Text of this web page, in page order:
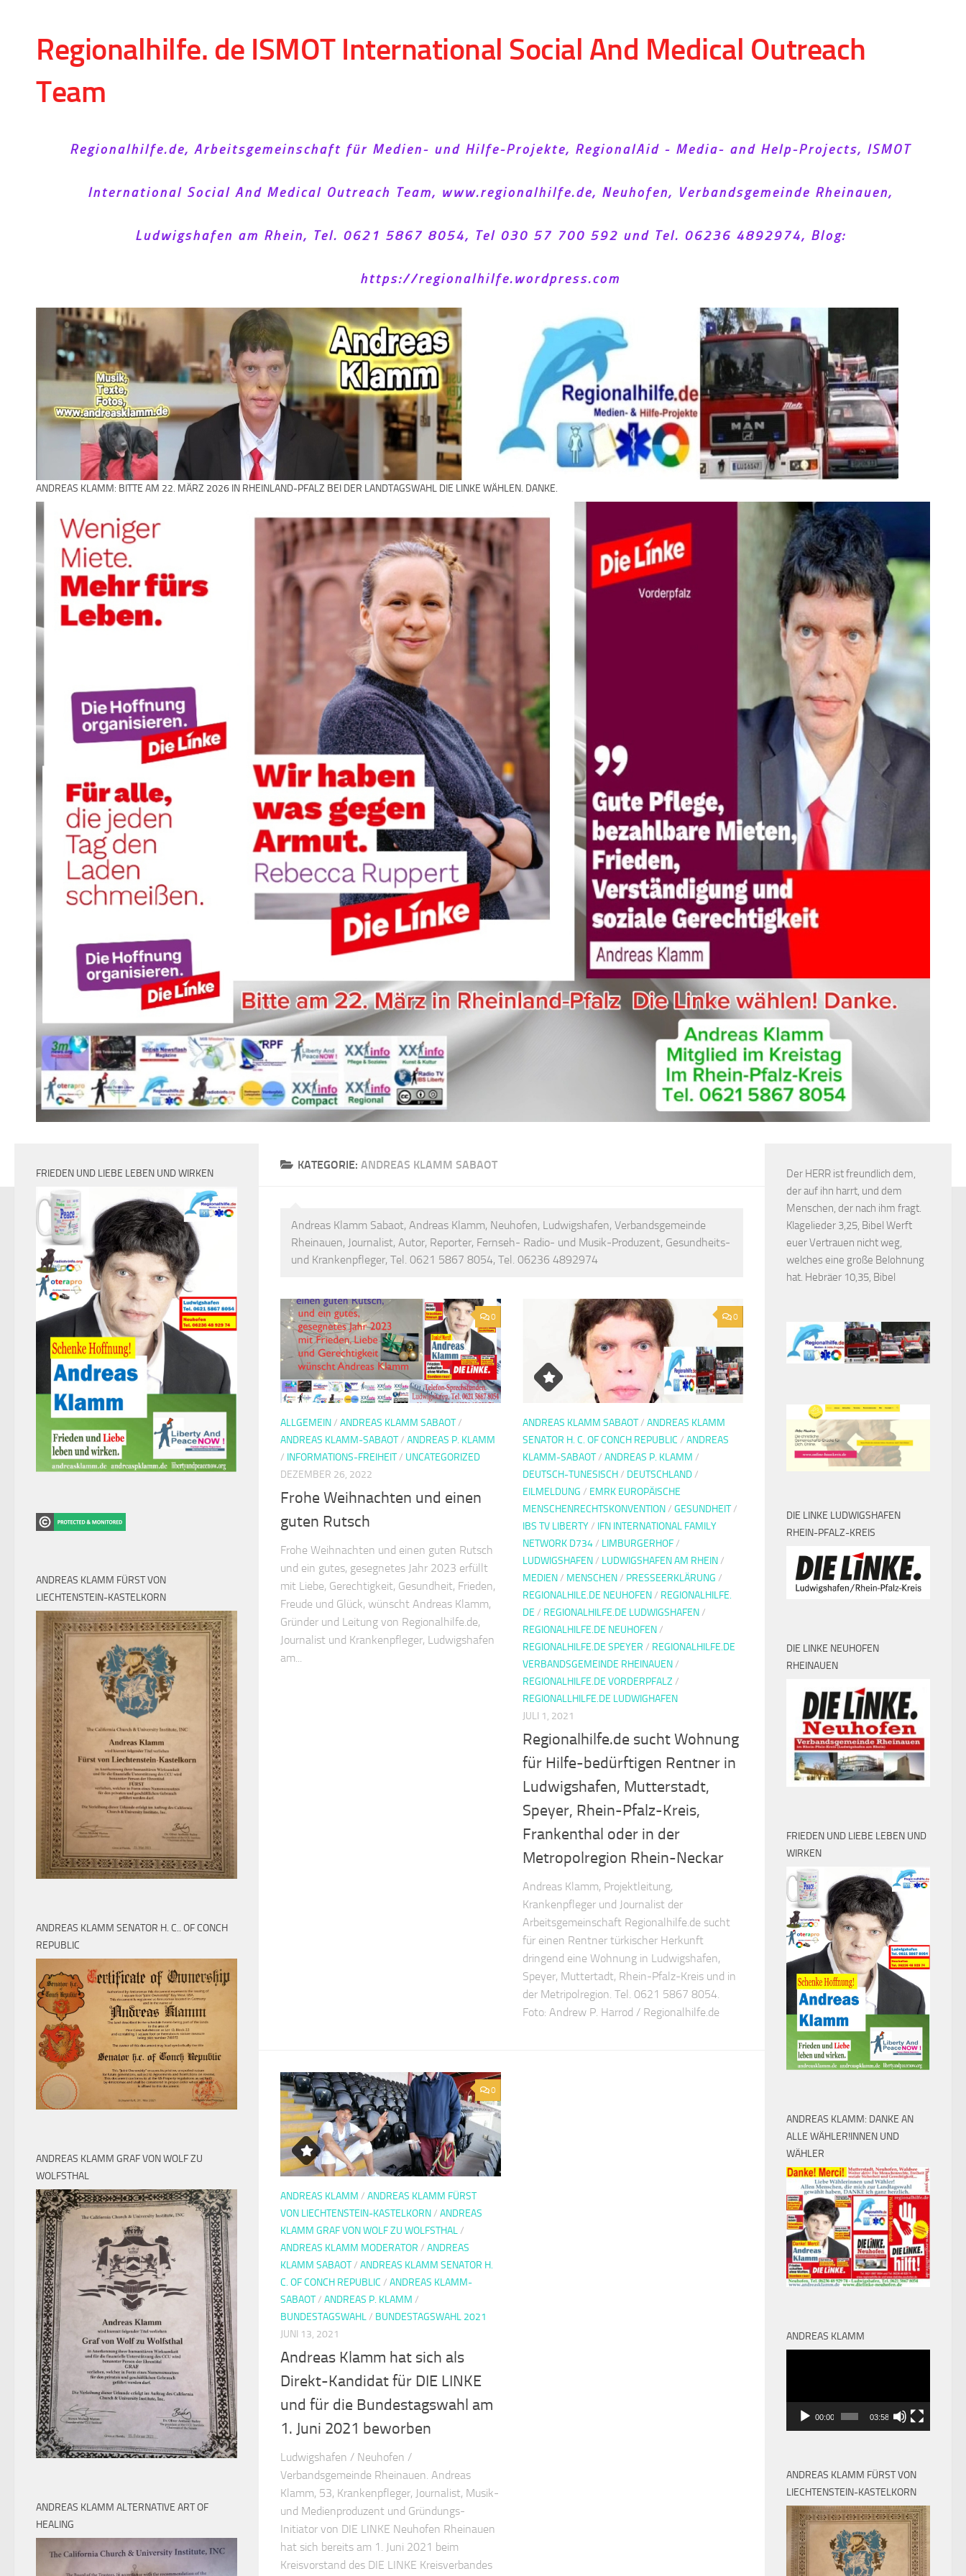
Regionalhilfe. de ISMOT International Social And Medical Outreach
Team
Regionalhilfe.de, Arbeitsgemeinschaft für Medien- und Hilfe-Projekte, RegionalAid - Media- and Help-Projects, ISMOT
International Social And Medical Outreach Team, www.regionalhilfe.de, Neuhofen, Verbandsgemeinde Rheinauen,
Ludwigshafen am Rhein, Tel. 0621 5867 8054, Tel 030 57 700 592 und Tel. 06236 4892974, Blog:
https://regionalhilfe.wordpress.com
ANDREAS KLAMM: BITTE AM 22. MÄRZ 2026 IN RHEINLAND-PFALZ BEI DER LANDTAGSWAHL DIE LINKE WÄHLEN. DANKE.
KATEGORIE: ANDREAS KLAMM SABAOT
Andreas Klamm Sabaot, Andreas Klamm, Neuhofen, Ludwigshafen, Verbandsgemeinde
Rheinauen, Journalist, Autor, Reporter, Fernseh- Radio- und Musik-Produzent, Gesundheits-
und Krankenpfleger, Tel. 0621 5867 8054, Tel. 06236 4892974
0
ALLGEMEIN/ ANDREAS KLAMM SABAOT/
ANDREAS KLAMM-SABAOT/ ANDREAS P. KLAMM
/ INFORMATIONS-FREIHEIT/ UNCATEGORIZED
DEZEMBER 26, 2022
Frohe Weihnachten und einen
guten Rutsch
Frohe Weihnachten und einen guten Rutsch
und ein gutes, gesegnetes Jahr 2023 erfüllt
mit Liebe, Gerechtigkeit, Gesundheit, Frieden,
Freude und Glück, wünscht Andreas Klamm,
Gründer und Leitung von Regionalhilfe.de,
Journalist und Krankenpfleger, Ludwigshafen
am...
0
ANDREAS KLAMM SABAOT/ ANDREAS KLAMM
SENATOR H. C. OF CONCH REPUBLIC / ANDREAS
KLAMM-SABAOT/ ANDREAS P. KLAMM /
DEUTSCH-TUNESISCH/ DEUTSCHLAND/
EILMELDUNG / EMRK EUROPÄISCHE
MENSCHENRECHTSKONVENTION/ GESUNDHEIT/
IBS TV LIBERTY/ IFN INTERNATIONAL FAMILY
NETWORK D734/ LIMBURGERHOF/
LUDWIGSHAFEN/ LUDWIGSHAFEN AM RHEIN/
MEDIEN/ MENSCHEN/ PRESSEERKLÄRUNG /
REGIONALHILE.DE NEUHOFEN/ REGIONALHILFE.
DE / REGIONALHILFE.DE LUDWIGSHAFEN/
REGIONALHILFE.DE NEUHOFEN/
REGIONALHILFE.DE SPEYER / REGIONALHILFE.DE
VERBANDSGEMEINDE RHEINAUEN/
REGIONALHILFE.DE VORDERPFALZ /
REGIONALLHILFE.DE LUDWIGHAFEN
JULI 1, 2021
Regionalhilfe.de sucht Wohnung
für Hilfe-bedürftigen Rentner in
Ludwigshafen, Mutterstadt,
Speyer, Rhein-Pfalz-Kreis,
Frankenthal oder in der
Metropolregion Rhein-Neckar
Andreas Klamm, Projektleitung,
Krankenpfleger und Journalist der
Arbeitsgemeinschaft Regionalhilfe.de sucht
für einen Rentner türkischer Herkunft
dringend eine Wohnung in Ludwigshafen,
Speyer, Muttertadt, Rhein-Pfalz-Kreis und in
der Metripolregion. Tel. 0621 5867 8054.
Foto: Andrew P. Harrod / Regionalhilfe.de
0
ANDREAS KLAMM / ANDREAS KLAMM FÜRST
VON LIECHTENSTEIN-KASTELKORN/ ANDREAS
KLAMM GRAF VON WOLF ZU WOLFSTHAL/
ANDREAS KLAMM MODERATOR / ANDREAS
KLAMM SABAOT/ ANDREAS KLAMM SENATOR H.
C. OF CONCH REPUBLIC / ANDREAS KLAMM-
SABAOT/ ANDREAS P. KLAMM /
BUNDESTAGSWAHL/ BUNDESTAGSWAHL 2021
JUNI 13, 2021
Andreas Klamm hat sich als
Direkt-Kandidat für DIE LINKE
und für die Bundestagswahl am
1. Juni 2021 beworben
Ludwigshafen / Neuhofen /
Verbandsgemeinde Rheinauen. Andreas
Klamm, 53, Krankenpfleger, Journalist, Musik-
und Medienproduzent und Gründungs-
Initiator von DIE LINKE Neuhofen Rheinauen
hat sich bereits am 1. Juni 2021 beim
Kreisvorstand des DIE LINKE Kreisverbandes
FRIEDEN UND LIEBE LEBEN UND WIRKEN
ANDREAS KLAMM FÜRST VON
LIECHTENSTEIN-KASTELKORN
ANDREAS KLAMM SENATOR H. C.. OF CONCH
REPUBLIC
ANDREAS KLAMM GRAF VON WOLF ZU
WOLFSTHAL
ANDREAS KLAMM ALTERNATIVE ART OF
HEALING
Der HERR ist freundlich dem,
der auf ihn harrt, und dem
Menschen, der nach ihm fragt.
Klagelieder 3,25, Bibel Werft
euer Vertrauen nicht weg,
welches eine große Belohnung
hat. Hebräer 10,35, Bibel
DIE LINKE LUDWIGSHAFEN
RHEIN-PFALZ-KREIS
DIE LINKE NEUHOFEN
RHEINAUEN
FRIEDEN UND LIEBE LEBEN UND
WIRKEN
ANDREAS KLAMM: DANKE AN
ALLE WÄHLER!INNEN UND
WÄHLER
ANDREAS KLAMM
00:00 03:58
ANDREAS KLAMM FÜRST VON
LIECHTENSTEIN-KASTELKORN